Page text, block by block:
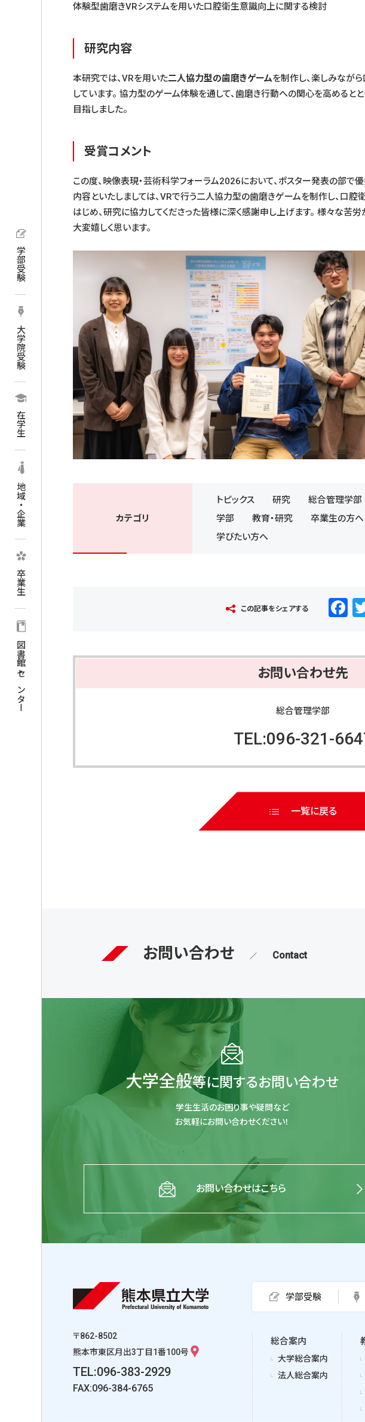
学部受験
大学院受験
在学生
地域・企業
卒業生
図書館・センター
体験型歯磨きVRシステムを用いた口腔衛生意識向上に関する検討
研究内容
本研究では、VRを用いた二人協力型の歯磨きゲームを制作し、楽しみなが
しています。 協力型のゲーム体験を通して、歯磨き行動への関心を高めると
目指しました。
受賞コメント
この度、映像表現・芸術科学フォーラム2026において、ポスター発表の部で
内容といたしましては、VRで行う二人協力型の歯磨きゲームを制作し、口
はじめ、研究に協力してくださった皆様に深く感謝申し上げます。 様々な苦労
大変嬉しく思います。
カテゴリ
トピックス 研究 総合管理学部
学部
教育・研究 卒業生の方へ
学びたい方へ
この記事をシェアする
F
e
b
k
お問い合わせ先
総合管理学部
TEL:096-321-
一覧に戻る
お問い合わせ Contact
大学全般等に関するお問い合わせ
学生生活のお困り事や疑問など
お気軽にお問い合わせください！
お問い合わせはこちら
〒862-8502
熊本市東区月出3丁目1番100号
TEL:096-383-2929
FAX:096-384-6765
学部受験
総合案内
大学総合案内
法人総合案内